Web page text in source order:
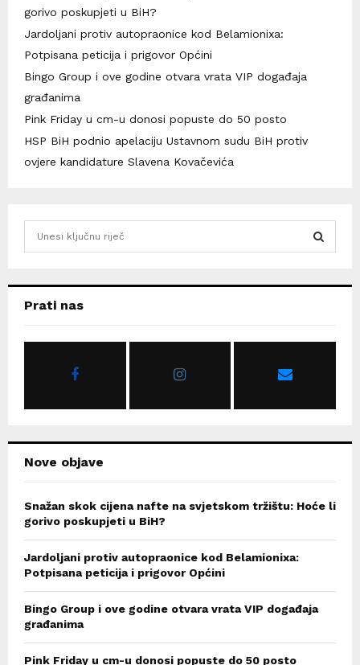
gorivo poskupjeti u BiH?
Jardoljani protiv autopraonice kod Belamionixa:
Potpisana peticija i prigovor Općini
Bingo Group i ove godine otvara vrata VIP događaja
građanima
Pink Friday u cm-u donosi popuste do 50 posto
HSP BiH podnio apelaciju Ustavnom sudu BiH protiv
ovjere kandidature Slavena Kovačevića
hPrati nas
Nove objave
Snažan skok cijena nafte na svjetskom tržištu: Hoće li
gorivo poskupjeti u BiH?
Jardoljani protiv autopraonice kod Belamionixa:
Potpisana peticija i prigovor Općini
Bingo Group i ove godine otvara vrata VIP događaja
građanima
Pink Friday u cm-u donosi popuste do 50 posto